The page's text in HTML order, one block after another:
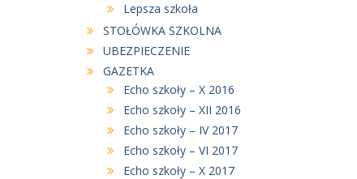
Lepsza szkoła
STOŁÓWKA SZKOLNA
UBEZPIECZENIE
GAZETKA
Echo szkoły – X 2016
Echo szkoły – XII 2016
Echo szkoły – IV 2017
Echo szkoły – VI 2017
Echo szkoły – X 2017